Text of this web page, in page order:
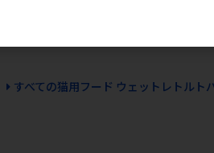
すべての猫用フード ウェットレトルト